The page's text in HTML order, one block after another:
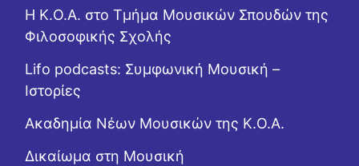
Η Κ.Ο.Α. στο Τμήμα Μουσικών Σπουδών της
Φιλοσοφικής Σχολής
Lifo podcasts: Συμφωνική Μουσική –
Ιστορίες
Ακαδημία Νέων Μουσικών της Κ.Ο.Α.
Δικαίωμα στη Μουσική